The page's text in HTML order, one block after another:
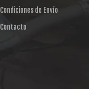
Condiciones de Envío
Contacto